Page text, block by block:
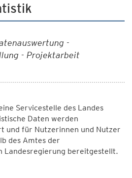
-
- Projektarbeit
Servicestelle des Landes
Daten werden
und für Nutzerinnen und Nutzer
des Amtes der
Landesregierung bereitgestellt.